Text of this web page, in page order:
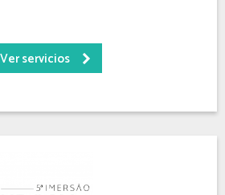
Ver servicios